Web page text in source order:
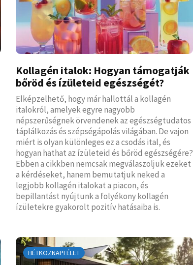
Kollagén italok: Hogyan támogatják
bőröd és ízületeid egészségét?
Elképzelhető, hogy már hallottál a kollagén
italokról, amelyek egyre nagyobb
népszerűségnek örvendenek az egészségtudatos
táplálkozás és szépségápolás világában. De vajon
miért is olyan különleges ez a csodás ital, és
hogyan hathat az ízületeid és bőröd egészségére?
Ebben a cikkben nemcsak megválaszoljuk ezeket
a kérdéseket, hanem bemutatjuk neked a
legjobb kollagén italokat a piacon, és
bepillantást nyújtunk a folyékony kollagén
ízületekre gyakorolt pozitív hatásaiba is.
HÉTKÖZNAPI ÉLET